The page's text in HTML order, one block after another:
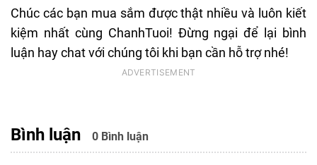
Chúc các bạn mua sắm được thật nhiều và luôn kiết
kiệm nhất cùng ChanhTuoi! Đừng ngại để lại bình
luận hay chat với chúng tôi khi bạn cần hỗ trợ nhé!
Bình luận 0 Bình luận